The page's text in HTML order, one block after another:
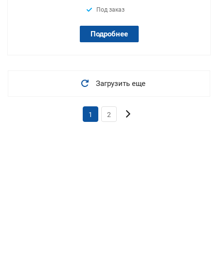
Под заказ
Подробнее
Загрузить еще
1 2